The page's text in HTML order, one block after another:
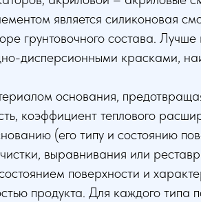
является силиконовая
грунтовочного состава. Лучше
дисперсионными красками,
основания,
коэффициент теплового
(его типу и состоянию
выравнивания или
поверхности и
продукта. Для каждого типа